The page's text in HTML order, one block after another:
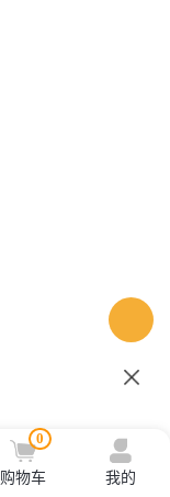
0
购物车 我的